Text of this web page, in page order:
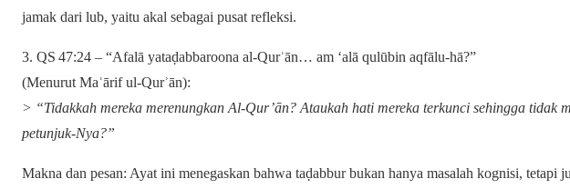
jamak dari lub, yaitu akal sebagai pusat refleksi.
3. QS 47:24 – “Afalā yataḍabbaroona al‑Qurʾān… am ‘alā qulūbin aqfālu-hā?”
(Menurut Maʿārif ul‑Qurʾān):
> “Tidakkah mereka merenungkan Al‑Qur’ān? Ataukah hati mereka terkunci sehingga tidak
petunjuk-Nya?”
Makna dan pesan: Ayat ini menegaskan bahwa taḍabbur bukan hanya masalah kognisi, tetapi